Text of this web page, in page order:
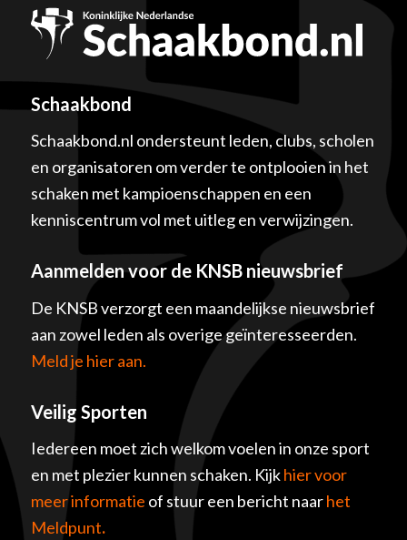
Schaakbond
Schaakbond.nl ondersteunt leden, clubs, scholen
en organisatoren om verder te ontplooien in het
schaken met kampioenschappen en een
kenniscentrum vol met uitleg en verwijzingen.
Aanmelden voor de KNSB nieuwsbrief
De KNSB verzorgt een maandelijkse nieuwsbrief
aan zowel leden als overige geïnteresseerden.
Meld je hier aan.
Veilig Sporten
Iedereen moet zich welkom voelen in onze sport
en met plezier kunnen schaken. Kijkhier voor
meer informatie of stuur een bericht naarhet
Meldpunt.